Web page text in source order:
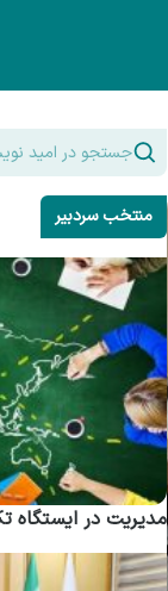
منتخب سردبیر
مدیریت در ایستگاه